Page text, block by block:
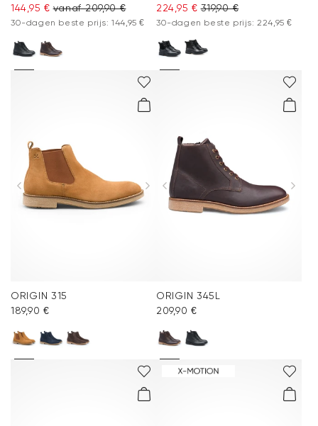
144,95 € vanaf 209,90 €
30-dagen beste prijs: 144,95 €
224,95 € 319,90 €
30-dagen beste prijs: 224,95 €
ORIGIN 315
189,90 €
ORIGIN 345L
209,90 €